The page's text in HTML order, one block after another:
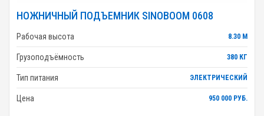
НОЖНИЧНЫЙ ПОДЪЕМНИК SINOBOOM 0608
Рабочая высота 8.30 М
Грузоподъёмность 380 КГ
Тип питания ЭЛЕКТРИЧЕСКИЙ
Цена 950 000 РУБ.